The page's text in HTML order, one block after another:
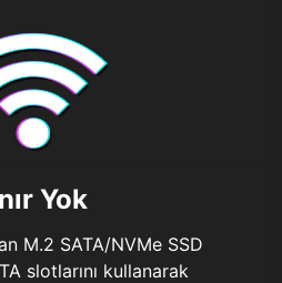
Yok
M.2 SATA/NVMe SSD
slotlarını kullanarak